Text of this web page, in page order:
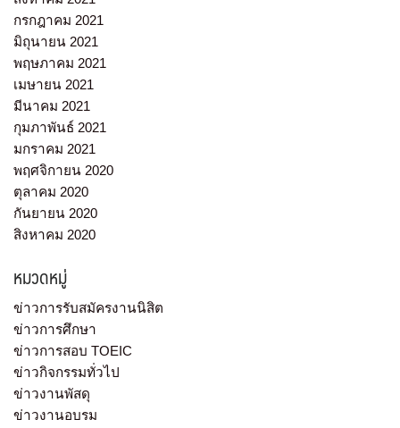
กรกฎาคม 2021
มิถุนายน 2021
พฤษภาคม 2021
เมษายน 2021
มีนาคม 2021
กุมภาพันธ์ 2021
มกราคม 2021
พฤศจิกายน 2020
ตุลาคม 2020
กันยายน 2020
สิงหาคม 2020
หมวดหมู่
ข่าวการรับสมัครงานนิสิต
ข่าวการศึกษา
ข่าวการสอบ TOEIC
ข่าวกิจกรรมทั่วไป
ข่าวงานพัสดุ
ข่าวงานอบรม